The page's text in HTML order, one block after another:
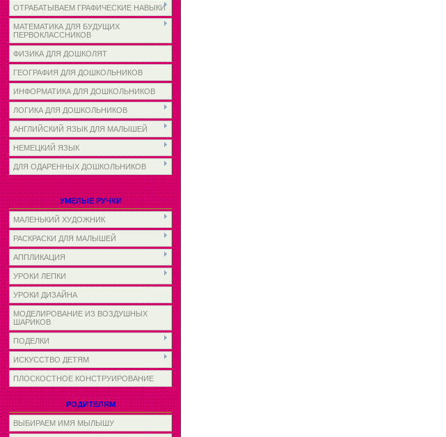
ОТРАБАТЫВАЕМ ГРАФИЧЕСКИЕ НАВЫКИ
МАТЕМАТИКА ДЛЯ БУДУЩИХ
ПЕРВОКЛАССНИКОВ
ФИЗИКА ДЛЯ ДОШКОЛЯТ
ГЕОГРАФИЯ ДЛЯ ДОШКОЛЬНИКОВ
ИНФОРМАТИКА ДЛЯ ДОШКОЛЬНИКОВ
ЛОГИКА ДЛЯ ДОШКОЛЬНИКОВ
АНГЛИЙСКИЙ ЯЗЫК ДЛЯ МАЛЫШЕЙ
НЕМЕЦКИЙ ЯЗЫК
ДЛЯ ОДАРЕННЫХ ДОШКОЛЬНИКОВ
УМЕЛЫЕ РУЧКИ
МАЛЕНЬКИЙ ХУДОЖНИК
РАСКРАСКИ ДЛЯ МАЛЫШЕЙ
АППЛИКАЦИЯ
УРОКИ ЛЕПКИ
УРОКИ ДИЗАЙНА
МОДЕЛИРОВАНИЕ ИЗ ВОЗДУШНЫХ
ШАРИКОВ
ПОДЕЛКИ
ИСКУССТВО ДЕТЯМ
ПЛОСКОСТНОЕ КОНСТРУИРОВАНИЕ
РОДИТЕЛЯМ
ВЫБИРАЕМ ИМЯ МЫЛЫШУ